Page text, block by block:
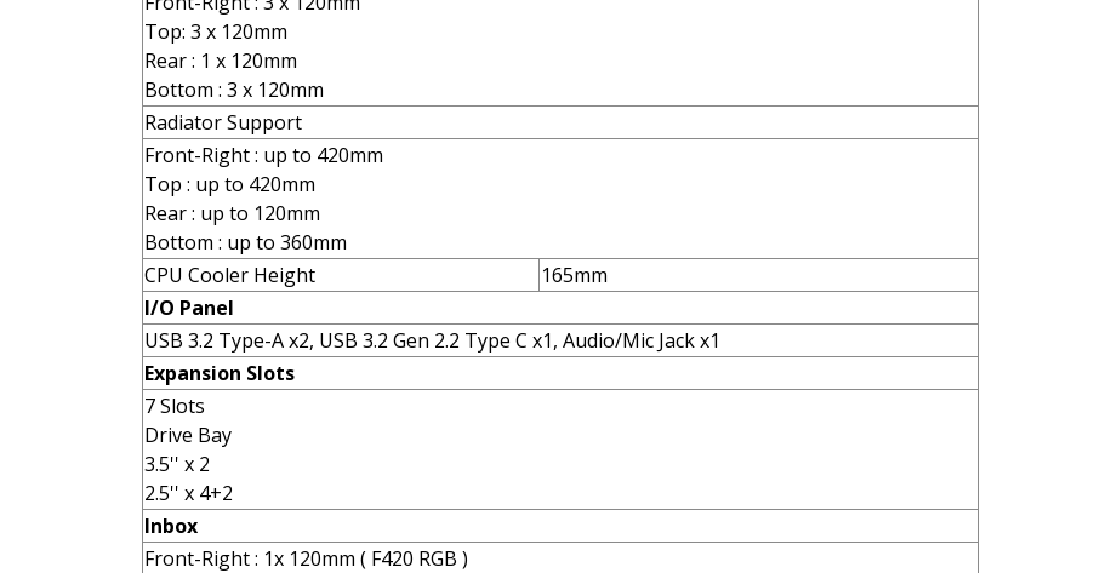
Top: 3 x 120mm
Rear : 1 x 120mm
Bottom : 3 x 120mm
Radiator Support
Front-Right : up to 420mm
Top : up to 420mm
Rear : up to 120mm
Bottom : up to 360mm
CPU Cooler Height
165mm
I/O Panel
USB 3.2 Type-A x2, USB 3.2 Gen 2.2 Type C x1, Audio/Mic Jack x1
Expansion Slots
7 Slots
Drive Bay
3.5'' x 2
2.5'' x 4+2
Inbox
Front-Right : 1x 120mm ( F420 RGB )